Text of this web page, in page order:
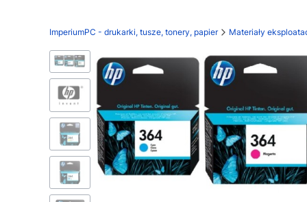
ImperiumPC - drukarki, tusze, tonery, papier Materiały